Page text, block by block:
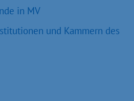
in MV
und Kammern des